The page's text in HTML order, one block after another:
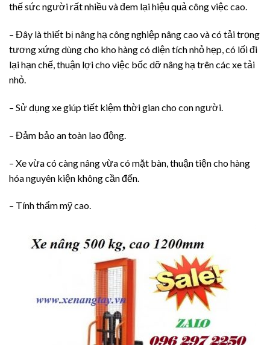
thế sức người rất nhiều và đem lại hiệu quả công việc cao.
– Đây là thiết bị nâng hạ công nghiệp nâng cao và có tải trọng
tương xứng dùng cho kho hàng có diện tích nhỏ hẹp, có lối đi
lại hạn chế, thuận lợi cho việc bốc dỡ nâng hạ trên các xe tải
nhỏ.
– Sử dụng xe giúp tiết kiệm thời gian cho con người.
– Đảm bảo an toàn lao động.
– Xe vừa có càng nâng vừa có mặt bàn, thuận tiện cho hàng
hóa nguyên kiện không cần đến.
– Tính thẩm mỹ cao.